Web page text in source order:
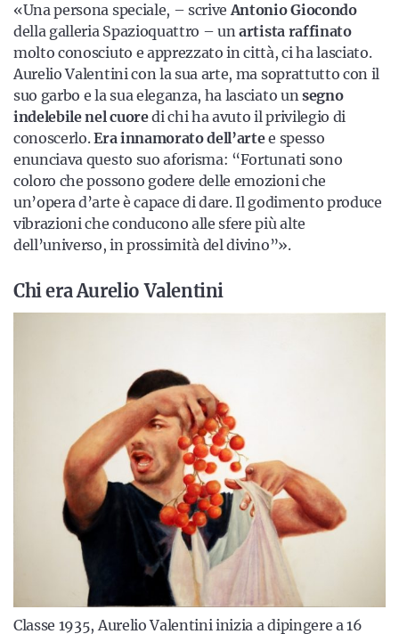
«Una persona speciale, – scriveAntonio Giocondo
della galleria Spazioquattro – unartista raffinato
molto conosciuto e apprezzato in città, ci ha lasciato.
Aurelio Valentini con la sua arte, ma soprattutto con il
suo garbo e la sua eleganza, ha lasciato unsegno
indelebile nel cuoredi chi ha avuto il privilegio di
conoscerlo.Era innamorato dell’artee spesso
enunciava questo suo aforisma: “Fortunati sono
coloro che possono godere delle emozioni che
un’opera d’arte è capace di dare. Il godimento produce
vibrazioni che conducono alle sfere più alte
dell’universo, in prossimità del divino”».
Chi era Aurelio Valentini
Classe 1935, Aurelio Valentini inizia a dipingere a 16